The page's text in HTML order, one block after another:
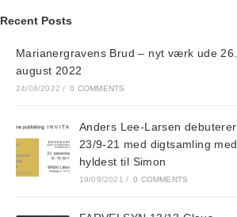
Recent Posts
Marianergravens Brud – nyt værk ude 26.
august 2022
24/08/2022 / 0 COMMENTS
Anders Lee-Larsen debuterer
23/9-21 med digtsamling med
hyldest til Simon
19/09/2021 / 0 COMMENTS